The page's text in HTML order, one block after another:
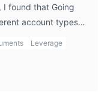
regarding EA
While
every detail
requirements,
broker is to
especially if
I found that Going
account types
sources, which
brokers that
Leverage